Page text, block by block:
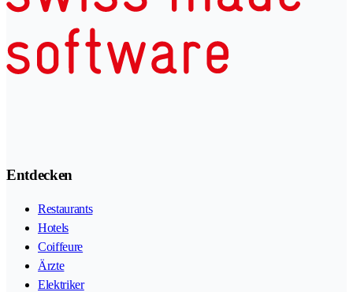
Entdecken
Restaurants
Hotels
Coiffeure
Ärzte
Elektriker